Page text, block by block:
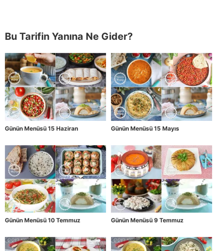
Bu Tarifin Yanına Ne Gider?
Günün Menüsü 15 Haziran Günün Menüsü 15 Mayıs
Günün Menüsü 10 Temmuz Günün Menüsü 9 Temmuz